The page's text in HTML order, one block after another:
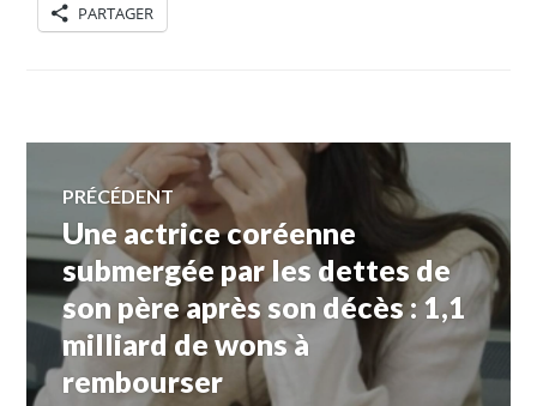
PARTAGER
Navigation
de
l’article
PRÉCÉDENT
Article
précédent :
Une actrice coréenne
submergée par les dettes de
son père après son décès : 1,1
milliard de wons à
rembourser